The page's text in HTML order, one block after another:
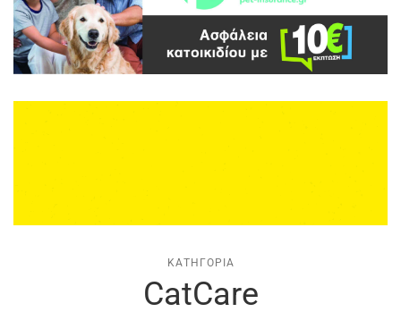
ΚΑΤΗΓΟΡΊΑ
CatCare